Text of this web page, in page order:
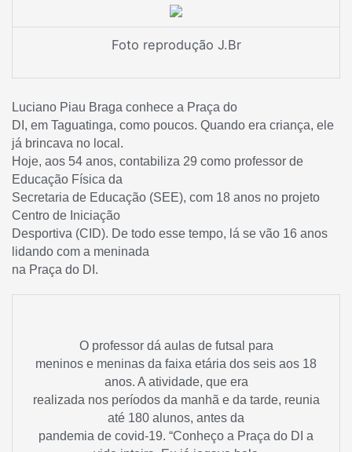
Foto reprodução J.Br
Luciano Piau Braga conhece a Praça do
DI, em Taguatinga, como poucos. Quando era criança, ele
já brincava no local.
Hoje, aos 54 anos, contabiliza 29 como professor de
Educação Física da
Secretaria de Educação (SEE), com 18 anos no projeto
Centro de Iniciação
Desportiva (CID). De todo esse tempo, lá se vão 16 anos
lidando com a meninada
na Praça do DI.
O professor dá aulas de futsal para
meninos e meninas da faixa etária dos seis aos 18
anos. A atividade, que era
realizada nos períodos da manhã e da tarde, reunia
até 180 alunos, antes da
pandemia de covid-19. “Conheço a Praça do DI a